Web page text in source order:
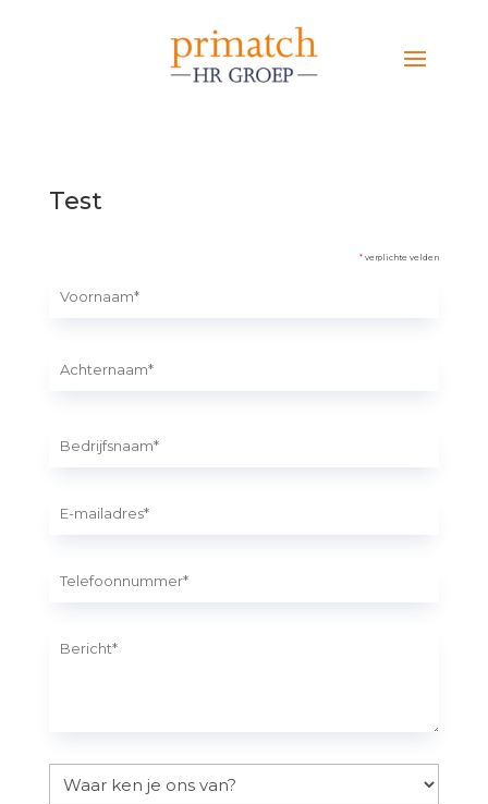
Test
* verplichte velden